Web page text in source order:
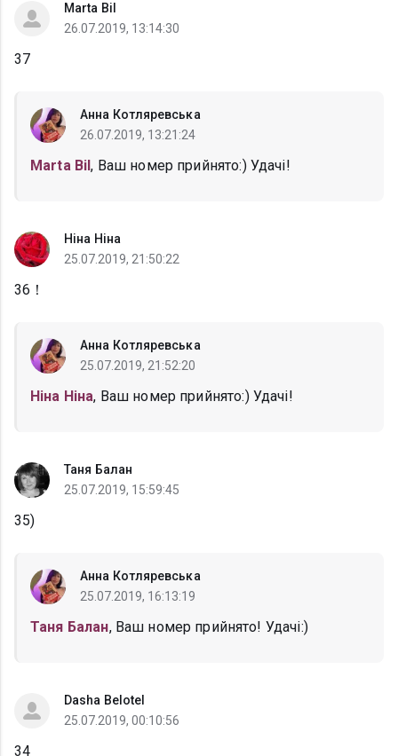
Marta Bil
26.07.2019, 13:14:30
37
Анна Котляревська
26.07.2019, 13:21:24
Marta Bil, Ваш номер прийнято:) Удачі!
Ніна Ніна
25.07.2019, 21:50:22
36！
Анна Котляревська
25.07.2019, 21:52:20
Ніна Ніна, Ваш номер прийнято:) Удачі!
Таня Балан
25.07.2019, 15:59:45
35)
Анна Котляревська
25.07.2019, 16:13:19
Таня Балан, Ваш номер прийнято! Удачі:)
Dasha Belotel
25.07.2019, 00:10:56
34